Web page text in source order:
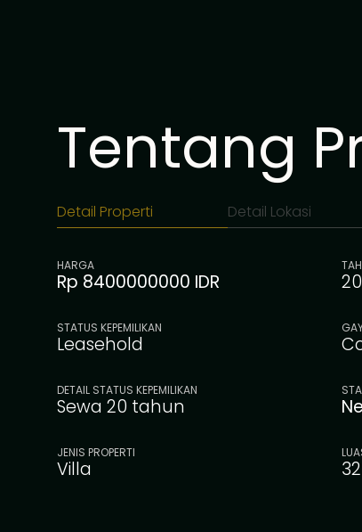
Tentang
Detail Properti Detail Lokasi
HARGA
Rp 8400000000 IDR
STATUS KEPEMILIKAN
Leasehold
DETAIL STATUS KEPEMILIKAN
Sewa 20 tahun
JENIS PROPERTI
Villa